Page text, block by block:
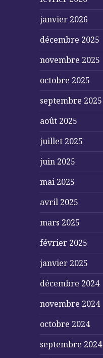
janvier 2026
décembre 2025
novembre 2025
octobre 2025
septembre 2025
août 2025
juillet 2025
juin 2025
mai 2025
avril 2025
mars 2025
février 2025
janvier 2025
décembre 2024
novembre 2024
octobre 2024
septembre 2024